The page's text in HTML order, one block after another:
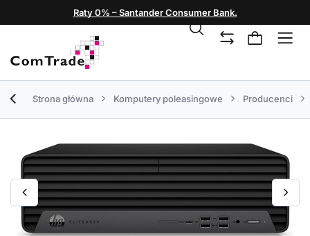
Raty 0% – Santander Consumer Bank.
Strona główna Komputery poleasingowe Producenci